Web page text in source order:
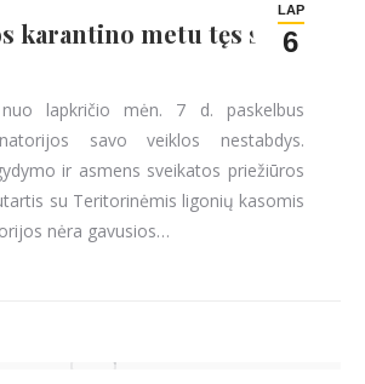
LAP
6
karantino metu tęs savo
lapkričio mėn. 7 d. paskelbus
savo veiklos nestabdys.
ir asmens sveikatos priežiūros
su Teritorinėmis ligonių kasomis
nėra gavusios…